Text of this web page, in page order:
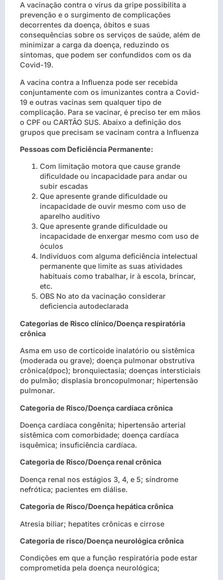
A vacinação contra o vírus da gripe possibilita a
prevenção e o surgimento de complicações
decorrentes da doença, óbitos e suas
consequências sobre os serviços de saúde, além de
minimizar a carga da doença, reduzindo os
sintomas, que podem ser confundidos com os da
Covid-19.
A vacina contra a Influenza pode ser recebida
conjuntamente com os imunizantes contra a Covid-
19 e outras vacinas sem qualquer tipo de
complicação. Para se vacinar, é preciso ter em mãos
o CPF ou CARTÃO SUS. Abaixo a definição dos
grupos que precisam se vacinam contra a Influenza
Pessoas com Deficiência Permanente:
Com limitação motora que cause grande
dificuldade ou incapacidade para andar ou
subir escadas
Que apresente grande dificuldade ou
incapacidade de ouvir mesmo com uso de
aparelho auditivo
Que apresente grande dificuldade ou
incapacidade de enxergar mesmo com uso de
óculos
Indivíduos com alguma deficiência intelectual
permanente que limite as suas atividades
habituais como trabalhar, ir à escola, brincar,
etc.
OBS No ato da vacinação considerar
deficiencia autodeclarada
Categorias de Risco clínico/Doença respiratória
crônica
Asma em uso de corticoide inalatório ou sistêmica
(moderada ou grave); doença pulmonar obstrutiva
crônica(dpoc); bronquiectasia; doenças intersticiais
do pulmão; displasia broncopulmonar; hipertensão
pulmonar.
Categoria de Risco/Doença cardíaca crônica
Doença cardíaca congênita; hipertensão arterial
sistêmica com comorbidade; doença cardíaca
isquêmica; insuficiência cardíaca.
Categoria de Risco/Doença renal crônica
Doença renal nos estágios 3, 4, e 5; síndrome
nefrótica; pacientes em diálise.
Categoria de Risco/Doença hepática crônica
Atresia biliar; hepatites crônicas e cirrose
Categoria de risco/Doença neurológica crônica
Condições em que a função respiratória pode estar
comprometida pela doença neurológica;